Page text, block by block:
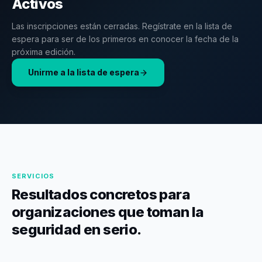
Activos
Las inscripciones están cerradas. Regístrate en la lista de
espera para ser de los primeros en conocer la fecha de la
próxima edición.
Unirme a la lista de espera
SERVICIOS
Resultados concretos para
organizaciones que toman la
seguridad en serio.